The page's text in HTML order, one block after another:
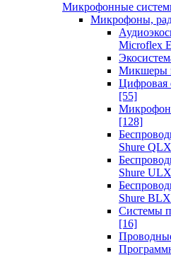
Микрофонные
Микрофоны,
Microflex
Микшеры
Цифровая
[55]
[128]
Shure
Shure
Shure
Системы
[16]